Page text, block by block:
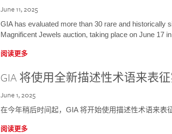
June 11, 2025
GIA has evaluated more than 30 rare and historically
Magnificent Jewels auction, taking place on June 17
阅读更多
GIA 将使用全新描述性术语来表
June 1, 2025
在今年稍后时间起，GIA 将开始使用描述性术语来表
阅读更多